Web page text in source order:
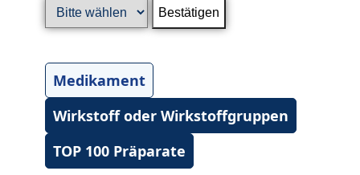
Medikament
Wirkstoff oder Wirkstoffgruppen
TOP 100 Präparate